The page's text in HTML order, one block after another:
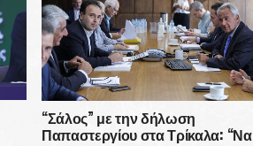
“Σάλος” με την δήλωση
Παπαστεργίου στα Τρίκαλα: “Να